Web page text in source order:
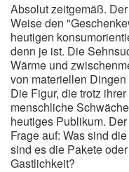
Absolut zeitgemäß.
Weise den
heutigen
denn je ist. Die
Wärme und
von materiellen
Die Figur, die trotz
menschliche
heutiges Publikum.
Frage auf: Was sind
sind es die Pakete
Gastlichkeit?